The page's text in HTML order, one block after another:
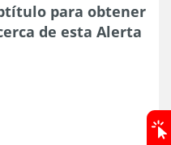
para obtener
de esta Alerta